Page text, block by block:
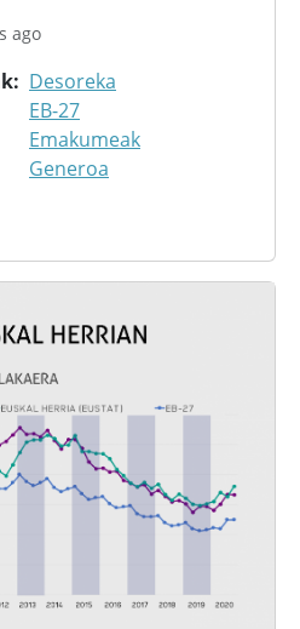
ago
Desoreka
EB-27
Emakumeak
Generoa